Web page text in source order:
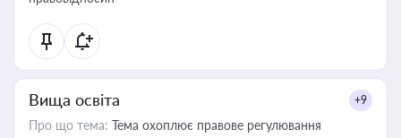
Вища освіта +9
Про що тема: Тема охоплює правове регулювання